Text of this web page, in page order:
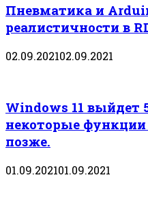
Пневматика и
реалистичности в
02.09.202102.09.2021
Windows 11 выйдет
некоторые
позже.
01.09.202101.09.2021